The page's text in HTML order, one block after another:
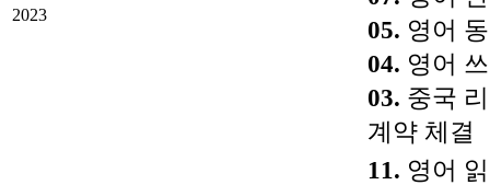
2023
05. 영어
04. 영어
03. 중국
계약 체결
11. 영어